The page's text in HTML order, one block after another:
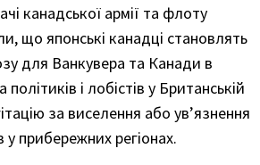
канадської армії та флоту
що японські канадці становлять
для Ванкувера та Канади в
і лобістів у Британській
за виселення або ув’язнення
у прибережних регіонах.